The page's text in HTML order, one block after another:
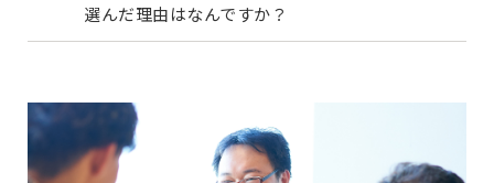
選んだ理由はなんですか？